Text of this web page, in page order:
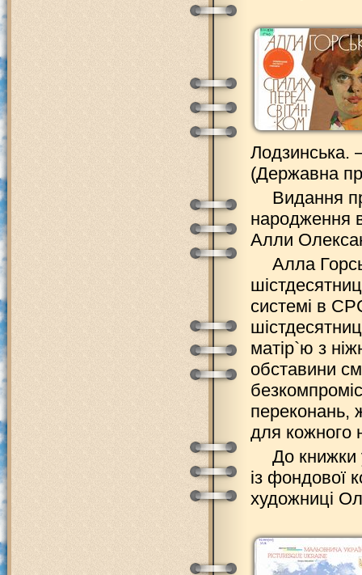
Лодзинська.
(Державна
Видання
народження
Алли
Алла
системі в
матір`ю з
обставини
переконань,
для кожного
До книжки
із фондової
художниці